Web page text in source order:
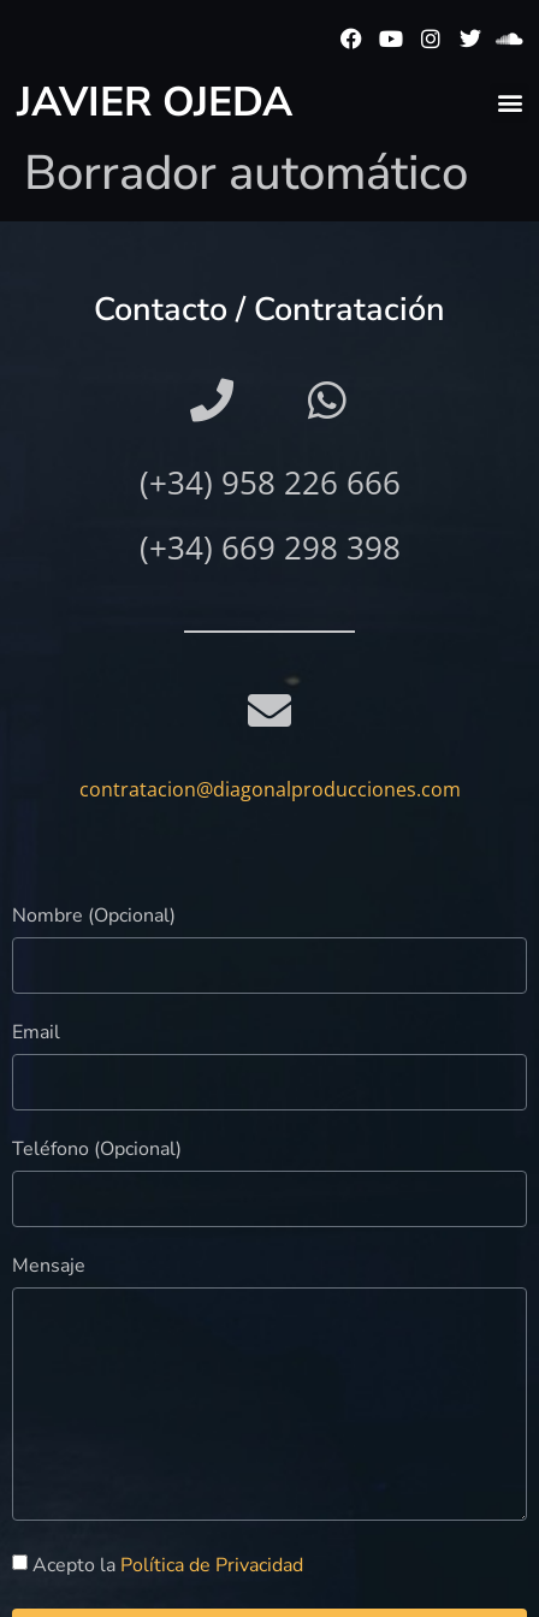
JAVIER OJEDA
Borrador automático
Contacto / Contratación
(+34) 958 226 666
(+34) 669 298 398
contratacion@diagonalproducciones.com
Nombre (Opcional)
Email
Teléfono (Opcional)
Mensaje
Acepto la Política de Privacidad